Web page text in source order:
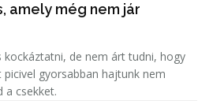
amely még nem jár
kockáztatni, de nem árt tudni, hogy
gyorsabban hajtunk nem
a csekket.